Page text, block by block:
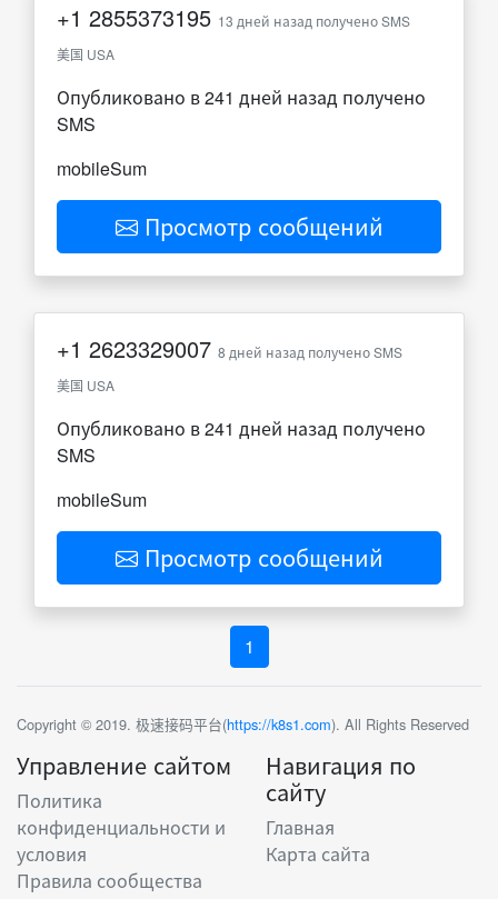
+1 2855373195 13 дней назад получено SMS
美国 USA
Опубликовано в 241 дней назад получено
SMS
mobileSum
Просмотр сообщений
+1 2623329007 8 дней назад получено SMS
美国 USA
Опубликовано в 241 дней назад получено
SMS
mobileSum
Просмотр сообщений
1
Copyright © 2019. 极速接码平台(https://k8s1.com). All Rights Reserved
Управление сайтом
Политика
конфиденциальности и
условия
Правила сообщества
Навигация по
сайту
Главная
Карта сайта